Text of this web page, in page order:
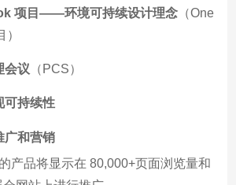
项目——环境可持续设计理念 （One
会议 （PCS）
可持续性
广和营销
产品将显示在 80,000+页面浏览量和